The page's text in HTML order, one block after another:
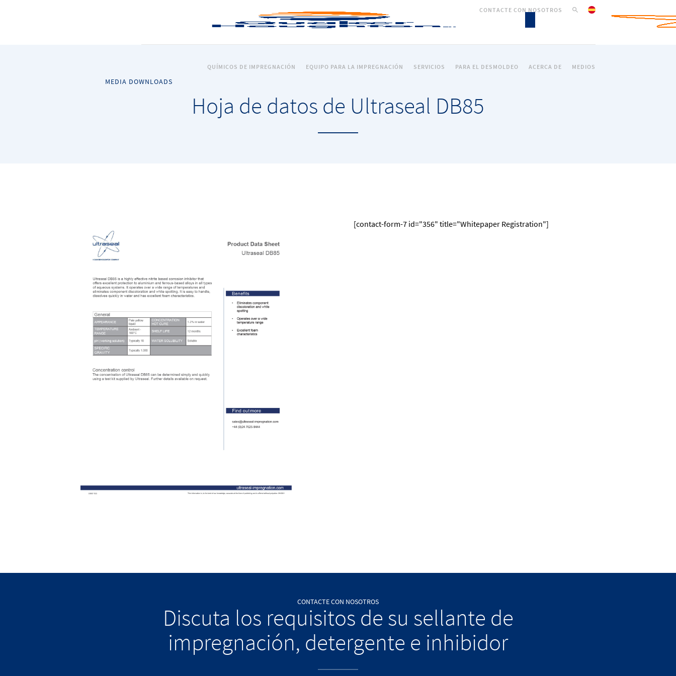
QUÍMICOS DE IMPREGNACIÓN EQUIPO PARA LA IMPREGNACIÓN SERVICIOS PARA EL DESMOLDEO ACERCA DE MEDIOS
CONTACTE CON NOSOTROS
MEDIA DOWNLOADS
Hoja de datos de Ultraseal DB85
[contact-form-7 id="356" title="Whitepaper Registration"]
CONTACTE CON NOSOTROS
Discuta los requisitos de su sellante de
impregnación, detergente e inhibidor